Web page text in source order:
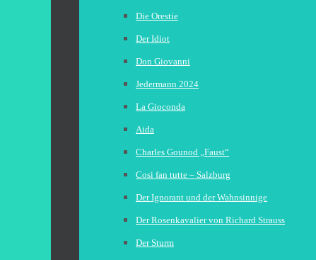
Die Orestie
Der Idiot
Don Giovanni
Jedermann 2024
La Gioconda
Aida
Charles Gounod „Faust“
Cosi fan tutte – Salzburg
Der Ignorant und der Wahnsinnige
Der Rosenkavalier von Richard Strauss
Der Sturm